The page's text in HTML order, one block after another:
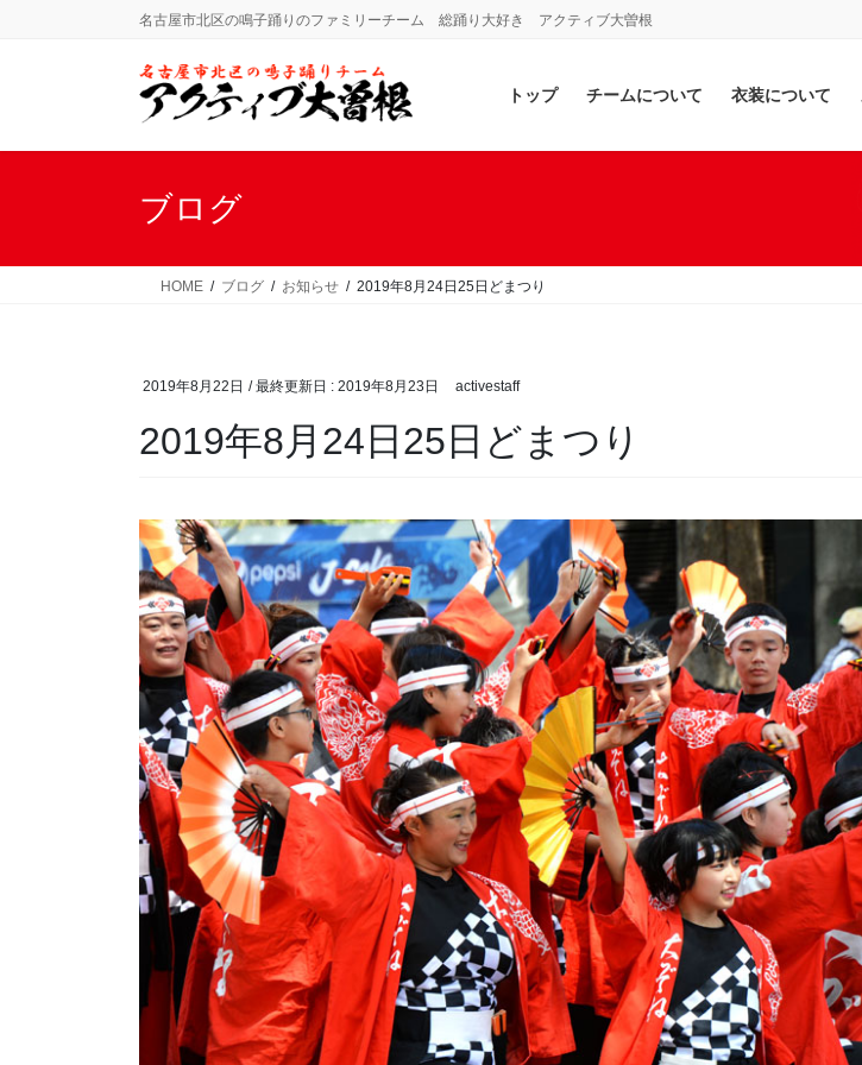
に
ョ
動
名古屋市北区の鳴子踊りのファミリーチーム 総踊り大好き アクティブ大曽根
トップ チームについて 衣装について
ブログ
HOME ブログ お知らせ 2019年8月24日25日どまつり
2019年8月22日 / 最終更新日 : 2019年8月23日 activestaff
2019年8月24日25日どまつり